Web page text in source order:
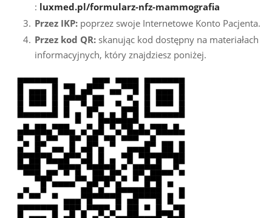
: luxmed.pl/formularz-nfz-mammografia
Przez IKP: poprzez swoje Internetowe Konto Pacjenta.
Przez kod QR: skanując kod dostępny na materiałach
informacyjnych, który znajdziesz poniżej.